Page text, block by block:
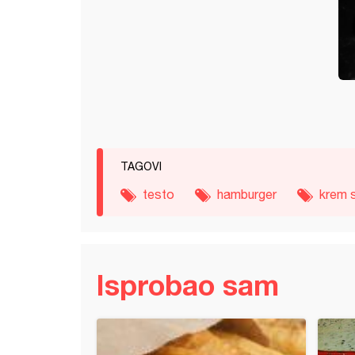
TAGOVI
testo hamburger krem
Isprobao sam